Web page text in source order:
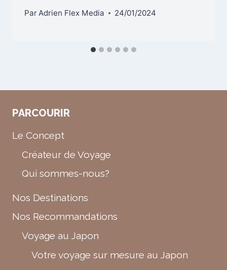
ParAdrien Flex Media 24/01/2024
PARCOURIR
Le Concept
Créateur de Voyage
Qui sommes-nous?
Nos Destinations
Nos Recommandations
Voyage au Japon
Votre voyage sur mesure au Japon